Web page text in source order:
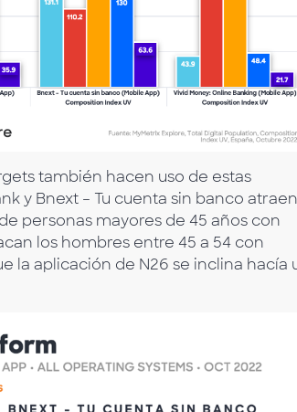
también hacen uso de estas
y Bnext – Tu cuenta sin banco
personas mayores de 45 años con
los hombres entre 45 a 54 con
la aplicación de N26 se inclina hacía